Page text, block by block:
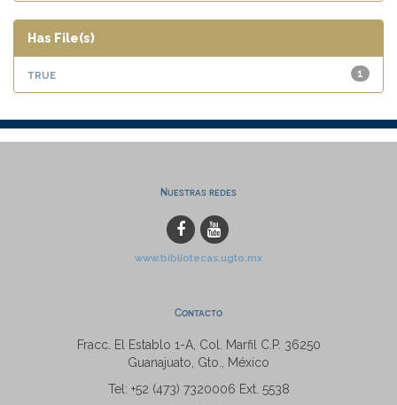
Has File(s)
1
true
Nuestras redes
www.bibliotecas.ugto.mx
Contacto
Fracc. El Establo 1-A, Col. Marfil C.P. 36250
Guanajuato, Gto., México
Tel: +52 (473) 7320006 Ext. 5538